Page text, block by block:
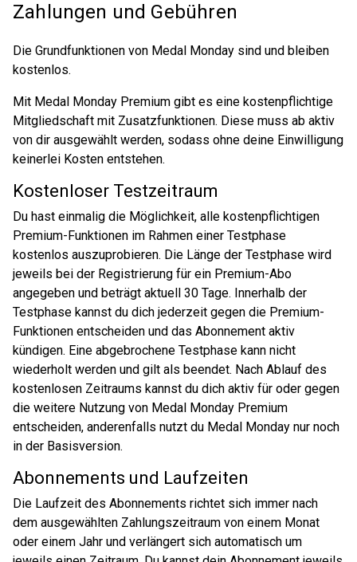
Zahlungen und Gebühren
Die Grundfunktionen von Medal Monday sind und bleiben
kostenlos.
Mit Medal Monday Premium gibt es eine kostenpflichtige
Mitgliedschaft mit Zusatzfunktionen. Diese muss ab aktiv
von dir ausgewählt werden, sodass ohne deine Einwilligung
keinerlei Kosten entstehen.
Kostenloser Testzeitraum
Du hast einmalig die Möglichkeit, alle kostenpflichtigen
Premium-Funktionen im Rahmen einer Testphase
kostenlos auszuprobieren. Die Länge der Testphase wird
jeweils bei der Registrierung für ein Premium-Abo
angegeben und beträgt aktuell 30 Tage. Innerhalb der
Testphase kannst du dich jederzeit gegen die Premium-
Funktionen entscheiden und das Abonnement aktiv
kündigen. Eine abgebrochene Testphase kann nicht
wiederholt werden und gilt als beendet. Nach Ablauf des
kostenlosen Zeitraums kannst du dich aktiv für oder gegen
die weitere Nutzung von Medal Monday Premium
entscheiden, anderenfalls nutzt du Medal Monday nur noch
in der Basisversion.
Abonnements und Laufzeiten
Die Laufzeit des Abonnements richtet sich immer nach
dem ausgewählten Zahlungszeitraum von einem Monat
oder einem Jahr und verlängert sich automatisch um